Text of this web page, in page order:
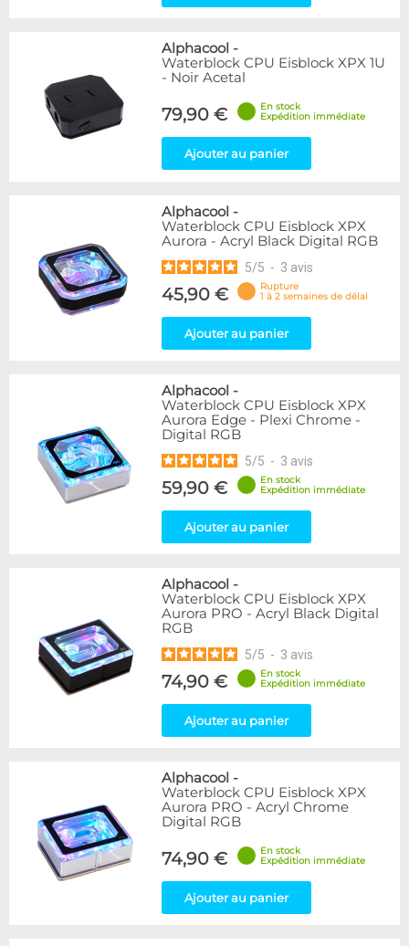
Alphacool -
Waterblock CPU Eisblock XPX 1U
- Noir Acetal
79,90 €
En stock
Expédition immédiate
Ajouter au panier
Alphacool -
Waterblock CPU Eisblock XPX
Aurora - Acryl Black Digital RGB
5/5 - 3 avis
45,90 €
Rupture
1 à 2 semaines de délai
Ajouter au panier
Alphacool -
Waterblock CPU Eisblock XPX
Aurora Edge - Plexi Chrome -
Digital RGB
5/5 - 3 avis
59,90 €
En stock
Expédition immédiate
Ajouter au panier
Alphacool -
Waterblock CPU Eisblock XPX
Aurora PRO - Acryl Black Digital
RGB
5/5 - 3 avis
74,90 €
En stock
Expédition immédiate
Ajouter au panier
Alphacool -
Waterblock CPU Eisblock XPX
Aurora PRO - Acryl Chrome
Digital RGB
74,90 €
En stock
Expédition immédiate
Ajouter au panier